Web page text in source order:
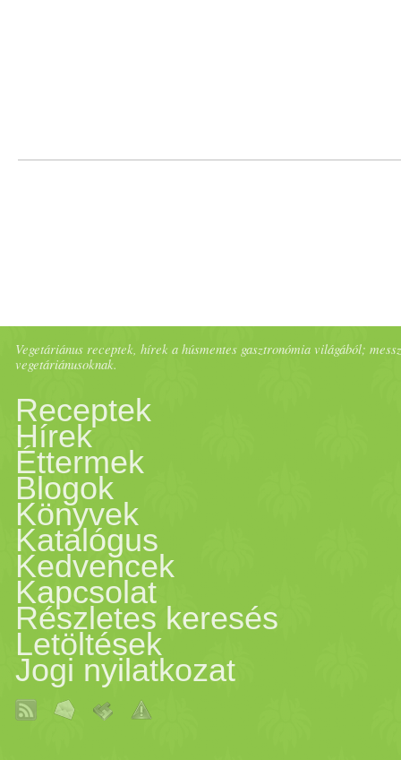
Vegetáriánus receptek, hírek a húsmentes gasztronómia világából;
vegetáriánusoknak.
Receptek
Hírek
Éttermek
Blogok
Könyvek
Katalógus
Kedvencek
Kapcsolat
Részletes keresés
Letöltések
Jogi nyilatkozat